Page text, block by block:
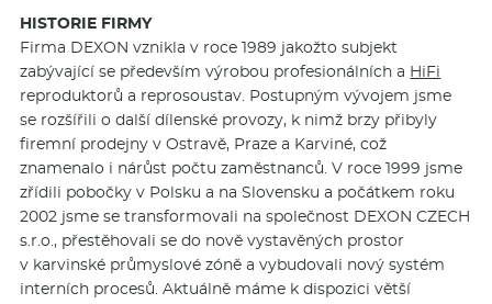
HISTORIE FIRMY
Firma DEXON vznikla v roce 1989 jakožto subjekt
zabývající se především výrobou profesionálních a HiFi
reproduktorů a reprosoustav. Postupným vývojem jsme
se rozšířili o další dílenské provozy, k nimž brzy přibyly
firemní prodejny v Ostravě, Praze a Karviné, což
znamenalo i nárůst počtu zaměstnanců. V roce 1999 jsme
zřídili pobočky v Polsku a na Slovensku a počátkem roku
2002 jsme se transformovali na společnost DEXON CZECH
s.r.o., přestěhovali se do nově vystavěných prostor
v karvinské průmyslové zóně a vybudovali nový systém
interních procesů. Aktuálně máme k dispozici větší